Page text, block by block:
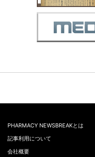
PHARMACY NEWSBREAKとは
記事利用について
会社概要